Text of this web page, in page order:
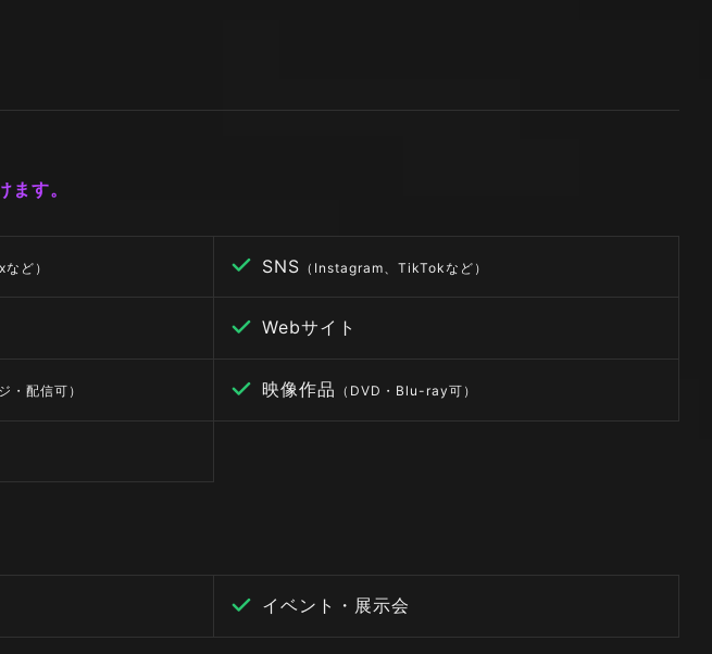
す。
ど） SNS （Instagram、TikTokなど）
Webサイト
・配信可） 映像作品 （DVD・Blu-ray可）
イベント・展示会